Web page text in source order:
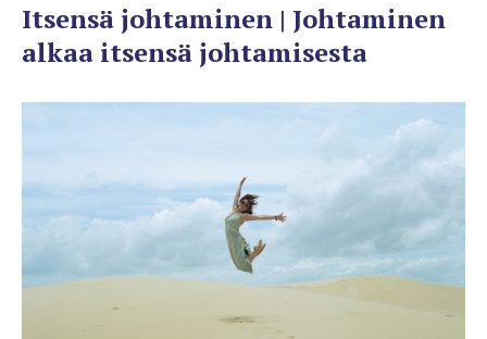
Itsensä johtaminen | Johtaminen
alkaa itsensä johtamisesta